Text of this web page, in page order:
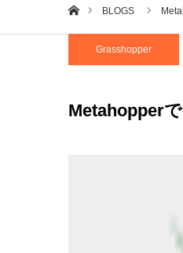
ホームBLOGS
Grasshopper
Metahopper